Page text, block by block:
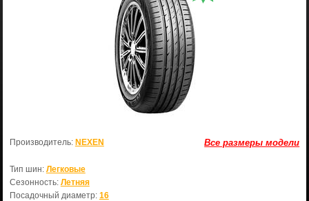
Все размеры модели
Производитель: NEXEN
Тип шин: Легковые
Сезонность: Летняя
Посадочный диаметр: 16